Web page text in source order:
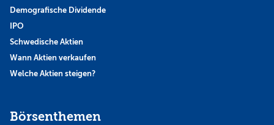
Demografische Dividende
IPO
Schwedische Aktien
Wann Aktien verkaufen
Welche Aktien steigen?
Börsenthemen